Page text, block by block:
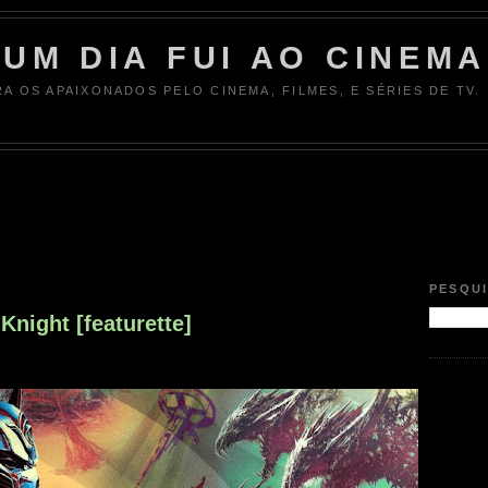
UM DIA FUI AO CINEMA
OS APAIXONADOS PELO CINEMA, FILMES, E SÉRIES DE TV.
[featurette]